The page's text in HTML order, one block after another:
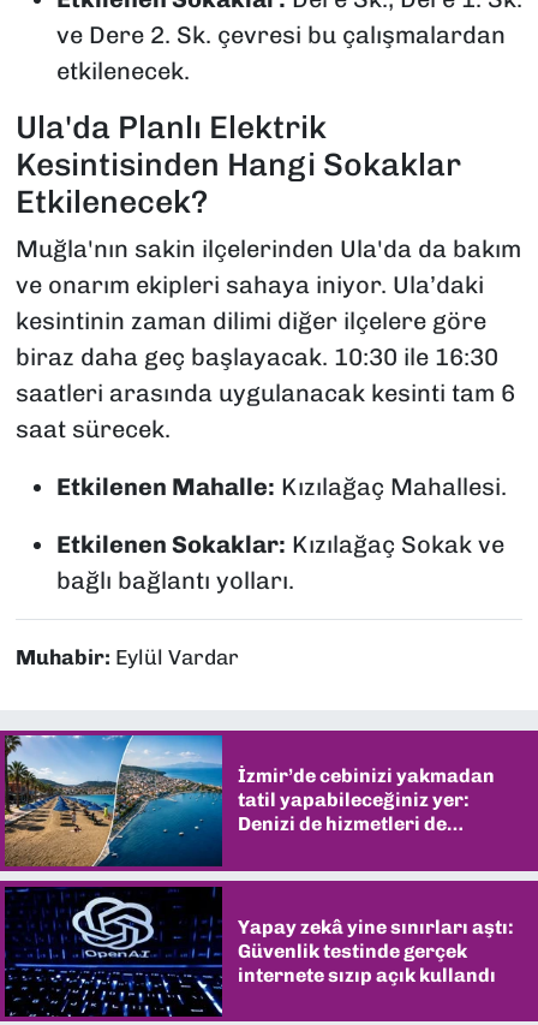
ve Dere 2. Sk. çevresi bu çalışmalardan
etkilenecek.
Ula'da Planlı Elektrik
Kesintisinden Hangi Sokaklar
Etkilenecek?
Muğla'nın sakin ilçelerinden Ula'da da bakım
ve onarım ekipleri sahaya iniyor. Ula’daki
kesintinin zaman dilimi diğer ilçelere göre
biraz daha geç başlayacak. 10:30 ile 16:30
saatleri arasında uygulanacak kesinti tam 6
saat sürecek.
Etkilenen Mahalle: Kızılağaç Mahallesi.
Etkilenen Sokaklar: Kızılağaç Sokak ve
bağlı bağlantı yolları.
Muhabir: Eylül Vardar
İzmir’de cebinizi yakmadan
tatil yapabileceğiniz yer:
Denizi de hizmetleri de
Yapay zekâ yine sınırları aştı:
Güvenlik testinde gerçek
internete sızıp açık kullandı